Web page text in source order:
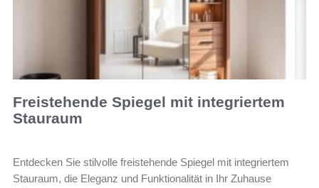
Freistehende Spiegel mit integriertem
Stauraum
Entdecken Sie stilvolle freistehende Spiegel mit integriertem
Stauraum, die Eleganz und Funktionalität in Ihr Zuhause